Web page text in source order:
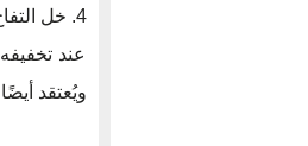
4. خل التفاح
عند
ويُعتقد